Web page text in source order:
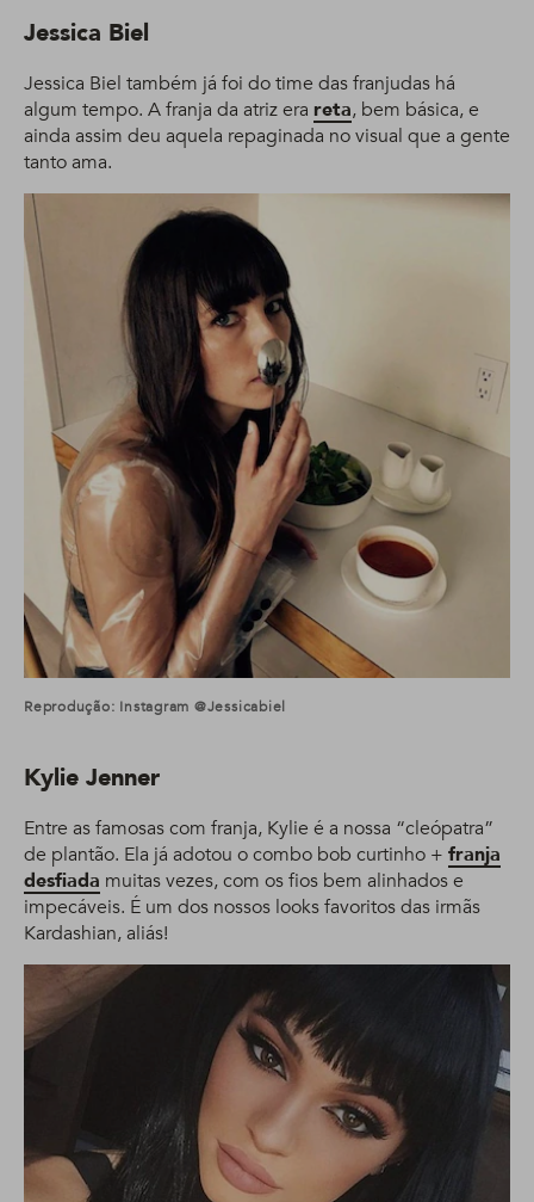
Jessica Biel
Jessica Biel também já foi do time das franjudas há
algum tempo. A franja da atriz era reta, bem básica, e
ainda assim deu aquela repaginada no visual que a gente
tanto ama.
Reprodução: Instagram @jessicabiel
Kylie Jenner
Entre as famosas com franja, Kylie é a nossa “cleópatra”
de plantão. Ela já adotou o combo bob curtinho + franja
desfiada muitas vezes, com os fios bem alinhados e
impecáveis. É um dos nossos looks favoritos das irmãs
Kardashian, aliás!